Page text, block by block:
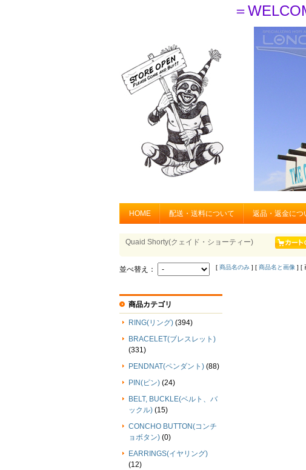
＝
HOME 配送・送料について 返品・返金につ
Quaid Shorty(クェイド・ショーティー)
並べ替え： [ 商品名のみ ] [ 商品名と画像 ] [
商品カテゴリ
RING(リング) (394)
BRACELET(ブレスレット)
(331)
PENDNAT(ペンダント) (88)
PIN(ピン) (24)
BELT, BUCKLE(ベルト、バ
ックル) (15)
CONCHO BUTTON(コンチ
ョボタン) (0)
EARRINGS(イヤリング)
(12)